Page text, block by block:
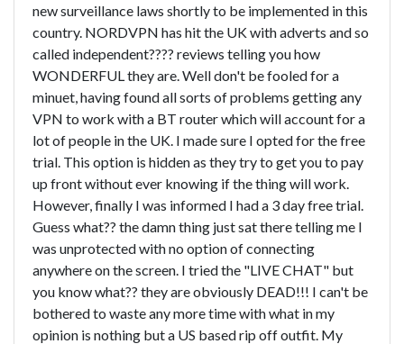
new surveillance laws shortly to be implemented in this
country. NORDVPN has hit the UK with adverts and so
called independent???? reviews telling you how
WONDERFUL they are. Well don't be fooled for a
minuet, having found all sorts of problems getting any
VPN to work with a BT router which will account for a
lot of people in the UK. I made sure I opted for the free
trial. This option is hidden as they try to get you to pay
up front without ever knowing if the thing will work.
However, finally I was informed I had a 3 day free trial.
Guess what?? the damn thing just sat there telling me I
was unprotected with no option of connecting
anywhere on the screen. I tried the "LIVE CHAT" but
you know what?? they are obviously DEAD!!! I can't be
bothered to waste any more time with what in my
opinion is nothing but a US based rip off outfit. My